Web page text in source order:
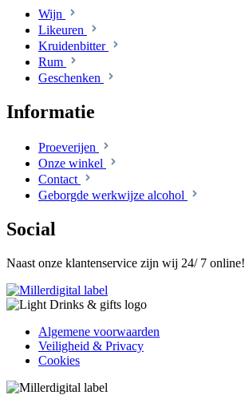
Wijn
Likeuren
Kruidenbitter
Rum
Geschenken
Informatie
Proeverijen
Onze winkel
Contact
Geborgde werkwijze alcohol
Social
Naast onze klantenservice zijn wij 24/ 7 online!
Algemene voorwaarden
Veiligheid & Privacy
Cookies